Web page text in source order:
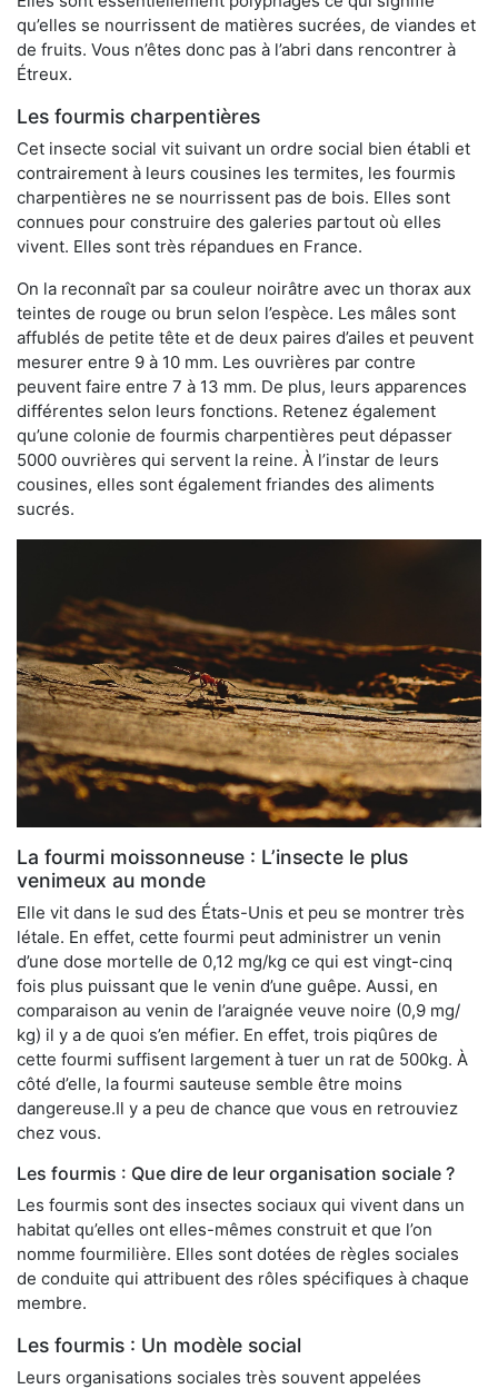
qu’elles se nourrissent de matières sucrées, de viandes et
de fruits. Vous n’êtes donc pas à l’abri dans rencontrer à
Étreux.
Les fourmis charpentières
Cet insecte social vit suivant un ordre social bien établi et
contrairement à leurs cousines les termites, les fourmis
charpentières ne se nourrissent pas de bois. Elles sont
connues pour construire des galeries partout où elles
vivent. Elles sont très répandues en France.
On la reconnaît par sa couleur noirâtre avec un thorax aux
teintes de rouge ou brun selon l’espèce. Les mâles sont
affublés de petite tête et de deux paires d’ailes et peuvent
mesurer entre 9 à 10 mm. Les ouvrières par contre
peuvent faire entre 7 à 13 mm. De plus, leurs apparences
différentes selon leurs fonctions. Retenez également
qu’une colonie de fourmis charpentières peut dépasser
5000 ouvrières qui servent la reine. À l’instar de leurs
cousines, elles sont également friandes des aliments
sucrés.
La fourmi moissonneuse : L’insecte le plus
venimeux au monde
Elle vit dans le sud des États-Unis et peu se montrer très
létale. En effet, cette fourmi peut administrer un venin
d’une dose mortelle de 0,12 mg/kg ce qui est vingt-cinq
fois plus puissant que le venin d’une guêpe. Aussi, en
comparaison au venin de l’araignée veuve noire (0,9 mg/
kg) il y a de quoi s’en méfier. En effet, trois piqûres de
cette fourmi suffisent largement à tuer un rat de 500kg. À
côté d’elle, la fourmi sauteuse semble être moins
dangereuse.Il y a peu de chance que vous en retrouviez
chez vous.
Les fourmis : Que dire de leur organisation sociale ?
Les fourmis sont des insectes sociaux qui vivent dans un
habitat qu’elles ont elles-mêmes construit et que l’on
nomme fourmilière. Elles sont dotées de règles sociales
de conduite qui attribuent des rôles spécifiques à chaque
membre.
Les fourmis : Un modèle social
Leurs organisations sociales très souvent appelées